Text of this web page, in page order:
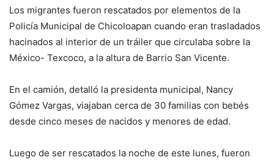
Los migrantes fueron rescatados por elementos de la
Policía Municipal de Chicoloapan cuando eran trasladados
hacinados al interior de un tráiler que circulaba sobre la
México- Texcoco, a la altura de Barrio San Vicente.
En el camión, detalló la presidenta municipal, Nancy
Gómez Vargas, viajaban cerca de 30 familias con bebés
desde cinco meses de nacidos y menores de edad.
Luego de ser rescatados la noche de este lunes, fueron